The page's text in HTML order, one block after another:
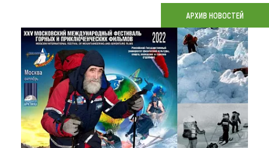
Что привезти (сувениры)
О регионе
Коллекция впечатлений
Другие рубрики
АРХИВ НОВОСТЕЙ